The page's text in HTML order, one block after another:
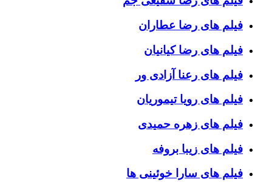
فیلم های رضا عطاران
فیلم های رضا کیانیان
فیلم های رعنا آزادی ور
فیلم های رویا تیموریان
فیلم های زهره حمیدی
فیلم های زیبا بروفه
فیلم های سارا خوئینی ها